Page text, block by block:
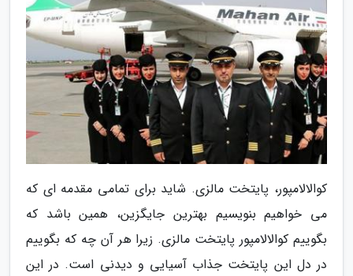
کوالالامپور، پایتخت مالزی. شاید برای تمامی مقدمه ای که
می خواهیم بنویسیم بهترین جایگزین، همین باشد که
بگوییم کوالالامپور پایتخت مالزی. زیرا هر آن چه که بگوییم
در دل این پایتخت جذاب آسیایی و دیدنی است. در این